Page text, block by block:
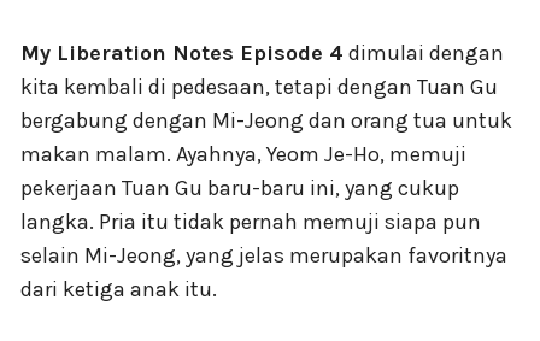
My Liberation Notes Episode 4 dimulai dengan
kita kembali di pedesaan, tetapi dengan Tuan Gu
bergabung dengan Mi-Jeong dan orang tua untuk
makan malam. Ayahnya, Yeom Je-Ho, memuji
pekerjaan Tuan Gu baru-baru ini, yang cukup
langka. Pria itu tidak pernah memuji siapa pun
selain Mi-Jeong, yang jelas merupakan favoritnya
dari ketiga anak itu.